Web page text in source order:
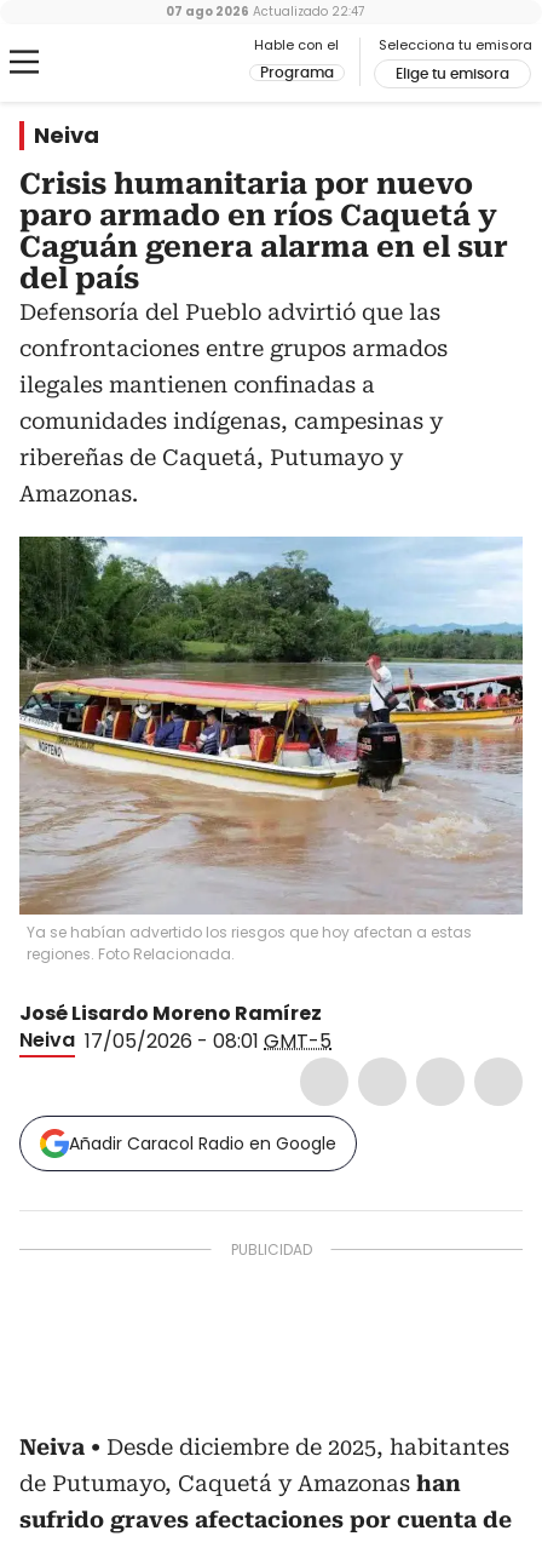
Hable con el
Programa
Selecciona tu emisora
Elige tu emisora
07 ago 2026 Actualizado 22:47
Neiva
Crisis humanitaria por nuevo
paro armado en ríos Caquetá y
Caguán genera alarma en el sur
del país
Defensoría del Pueblo advirtió que las
confrontaciones entre grupos armados
ilegales mantienen confinadas a
comunidades indígenas, campesinas y
ribereñas de Caquetá, Putumayo y
Amazonas.
Ya se habían advertido los riesgos que hoy afectan a estas
regiones. Foto Relacionada.
José Lisardo Moreno Ramírez
Neiva 17/05/2026 - 08:01 GMT-5
Añadir Caracol Radio en Google
Neiva
Desde diciembre de 2025, habitantes
de Putumayo, Caquetá y Amazonas han
sufrido graves afectaciones por cuenta de